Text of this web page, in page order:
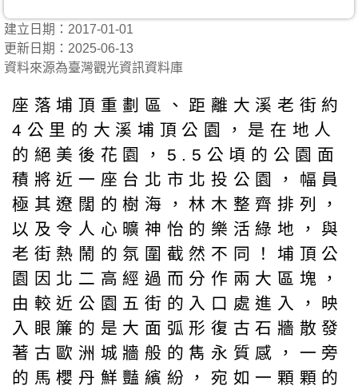
建立日期：2017-01-01
更新日期：2025-06-13
資料來源為臺灣觀光資訊資料庫
座落埔頂重劃區、距離大溪老街約
4公里的大溪埔頂公園，是在地人
的絕美後花園，5.5公頃的公園面
積將近一座台北市北投公園，幅員
極其遼闊的樹海，林木整齊排列，
以及令人心曠神怡的樂活綠地，與
老街熱鬧的氛圍截然不同！埔頂公
園因北二高經過而分作兩大區塊，
由較近公園五街的入口處進入，映
入眼簾的是大面弧形復古石牆散發
著古歐洲城牆般的雋永質感，一旁
的馬櫻丹鮮豔繽紛，宛如一顆顆的